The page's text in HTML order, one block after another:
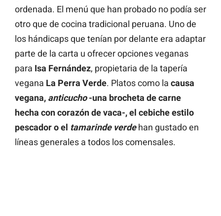
ordenada. El menú que han probado no podía ser
otro que de cocina tradicional peruana. Uno de
los hándicaps que tenían por delante era adaptar
parte de la carta u ofrecer opciones veganas
para Isa Fernández, propietaria de la tapería
vegana La Perra Verde. Platos como la causa
vegana, anticucho-una brocheta de carne
hecha con corazón de vaca-, el cebiche estilo
pescador o el tamarinde verdehan gustado en
líneas generales a todos los comensales.